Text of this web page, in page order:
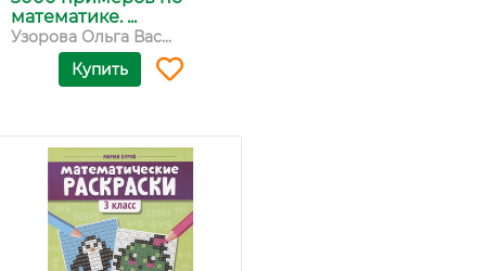
математике. ...
Узорова Ольга Вас...
Купить